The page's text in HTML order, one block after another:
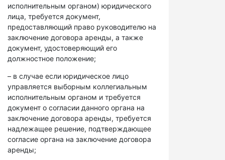
исполнительным органом) юридического
лица, требуется документ,
предоставляющий право руководителю на
заключение договора аренды, а также
документ, удостоверяющий его
должностное положение;
– в случае если юридическое лицо
управляется выборным коллегиальным
исполнительным органом и требуется
документ о согласии данного органа на
заключение договора аренды, требуется
надлежащее решение, подтверждающее
согласие органа на заключение договора
аренды;